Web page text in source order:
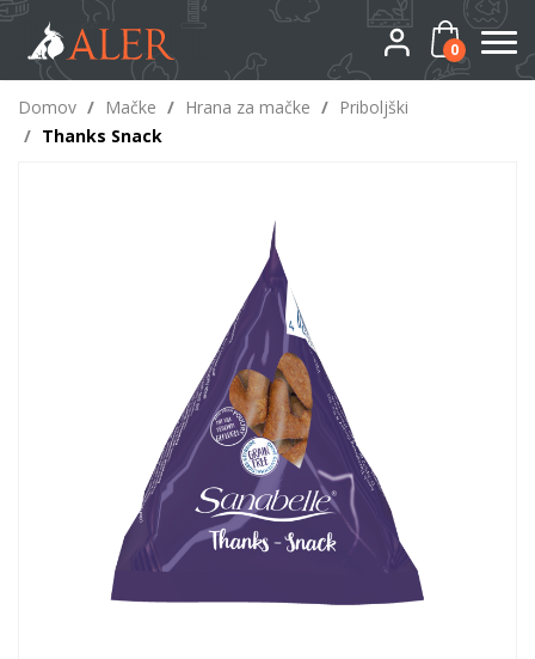
0
Domov / Mačke / Hrana za mačke / Priboljški
/ Thanks Snack